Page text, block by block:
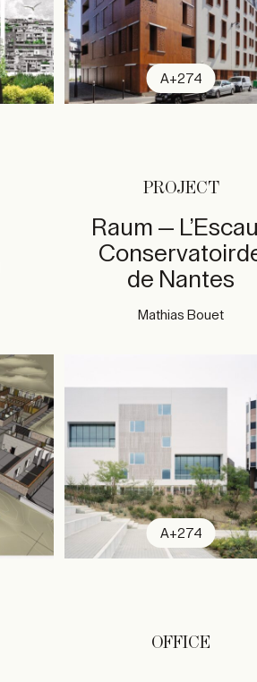
A+274
PROJECT
Raum —
de Nantes
Mathias Bouet
A+274
OFFICE